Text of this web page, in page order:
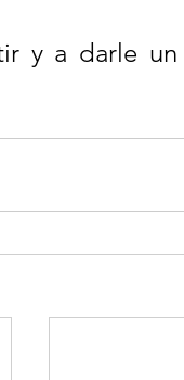
y a darle